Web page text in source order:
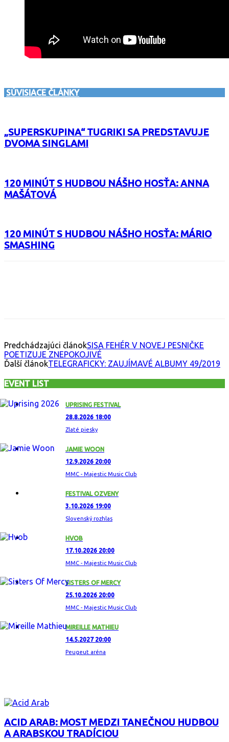
SÚVISIACE ČLÁNKY
„SUPERSKUPINA“ TUGRIKI SA PREDSTAVUJE
DVOMA SINGLAMI
120 MINÚT S HUDBOU NÁŠHO HOSŤA: ANNA
MAŠÁTOVÁ
120 MINÚT S HUDBOU NÁŠHO HOSŤA: MÁRIO
SMASHING
Predchádzajúci článokSISA FEHÉR V NOVEJ PESNIČKE
POETIZUJE ZNEPOKOJIVÉ
Ďalší článokTELEGRAFICKY: ZAUJÍMAVÉ ALBUMY 49/2019
EVENT LIST
UPRISING FESTIVAL
28.8.2026 18:00
Zlaté piesky
JAMIE WOON
12.9.2026 20:00
MMC - Majestic Music Club
FESTIVAL OZVENY
3.10.2026 19:00
Slovenský rozhlas
HVOB
17.10.2026 20:00
MMC - Majestic Music Club
SISTERS OF MERCY
25.10.2026 20:00
MMC - Majestic Music Club
MIREILLE MATHIEU
14.5.2027 20:00
Peugeut aréna
ACID ARAB: MOST MEDZI TANEČNOU HUDBOU
A ARABSKOU TRADÍCIOU